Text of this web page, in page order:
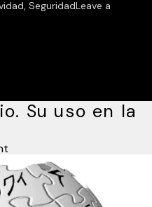
, SeguridadLeave a
Su uso en la